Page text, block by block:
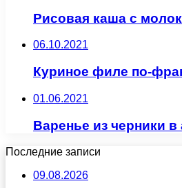
Рисовая каша с
06.10.2021
Куриное филе по-
01.06.2021
Варенье из черники в
Последние записи
09.08.2026